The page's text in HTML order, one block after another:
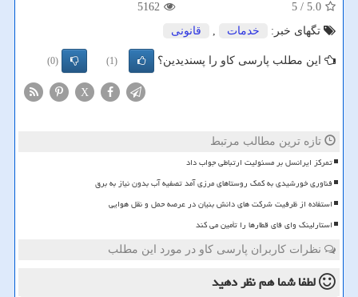
5.0
/ 5
5162
تگهای خبر:
خدمات , قانونی
این مطلب پارسی کاو را پسندیدین؟ (1)
(0)
X
تازه ترین مطالب مرتبط
تمرکز ایرانسل بر مسئولیت ارتباطی جواب داد
فناوری خورشیدی به کمک روستاهای مرزی آمد تصفیه آب بدون نیاز به برق
استفاده از ظرفیت شرکت های دانش بنیان در عرصه حمل و نقل هوایی
استارلینک وای فای قطارها را تأمین می کند
نظرات کاربران پارسی کاو در مورد این مطلب
لطفا شما همنظر دهید